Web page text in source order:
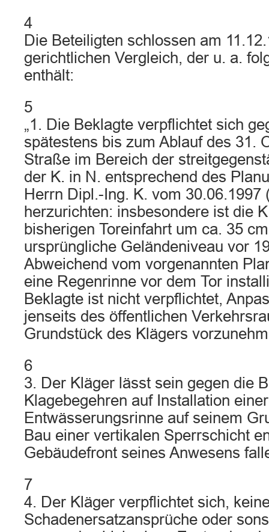
4
Die Beteiligten schlossen am
gerichtlichen Vergleich, der u. a.
enthält:
5
„1. Die Beklagte verpflichtet sich
spätestens bis zum Ablauf des 31.
Straße im Bereich der
der K. in N. entsprechend des
Herrn Dipl.-Ing. K. vom 30.06.1997
herzurichten: insbesondere ist die
bisherigen Toreinfahrt um ca. 35
ursprüngliche Geländeniveau vor
Abweichend vom vorgenannten
eine Regenrinne vor dem Tor
Beklagte ist nicht verpflichtet,
jenseits des öffentlichen
Grundstück des Klägers
6
3. Der Kläger lässt sein gegen die
Klagebegehren auf Installation einer
Entwässerungsrinne auf seinem
Bau einer vertikalen Sperrschicht
Gebäudefront seines Anwesens
7
4. Der Kläger verpflichtet sich,
Schadenersatzansprüche oder